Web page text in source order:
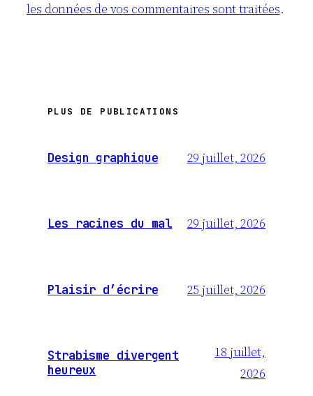
les données de vos commentaires sont traitées.
PLUS DE PUBLICATIONS
Design graphique 29 juillet, 2026
Les racines du mal 29 juillet, 2026
Plaisir d’écrire 25 juillet, 2026
Strabisme divergent
heureux
18 juillet,
2026